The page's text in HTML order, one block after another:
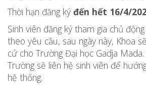
Thời hạn đăng ký đến hết 16/4/
Sinh viên đăng ký tham gia chủ
theo yêu cầu, sau ngày này, Khoa
cử cho Trường Đại học Gadja
Trường sẽ liên hệ sinh viên để
hệ thống.